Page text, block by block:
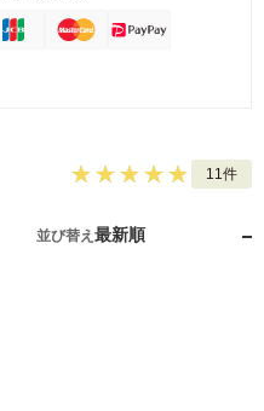
11件
並び替え 最新順